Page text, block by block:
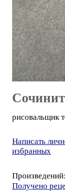
рисовальщик
Написать
избранных
Произведений:
Получено